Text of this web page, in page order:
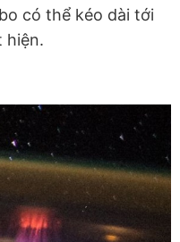
có thể kéo dài tới
hiện.